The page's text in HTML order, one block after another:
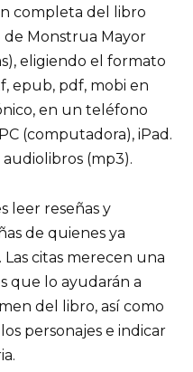
completa del libro
de Monstrua Mayor
eligiendo el formato
epub, pdf, mobi en
en un teléfono
(computadora), iPad.
(mp3).
leer reseñas y
de quienes ya
citas merecen una
que lo ayudarán a
del libro, así como
personajes e indicar